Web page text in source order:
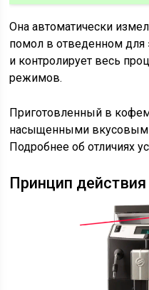
Она автоматически
помол в отведенном для
и контролирует весь
режимов.
Приготовленный в
насыщенными
Подробнее об отличиях
Принцип